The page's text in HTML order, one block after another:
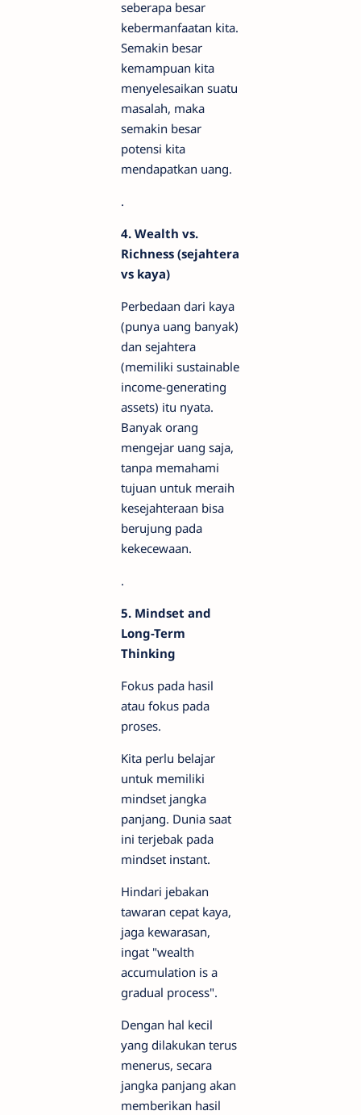
seberapa besar
kebermanfaatan kita.
Semakin besar
kemampuan kita
menyelesaikan suatu
masalah, maka
semakin besar
potensi kita
mendapatkan uang.
.
4. Wealth vs.
Richness (sejahtera
vs kaya)
Perbedaan dari kaya
(punya uang banyak)
dan sejahtera
(memiliki sustainable
income-generating
assets) itu nyata.
Banyak orang
mengejar uang saja,
tanpa memahami
tujuan untuk meraih
kesejahteraan bisa
berujung pada
kekecewaan.
.
5. Mindset and
Long-Term
Thinking
Fokus pada hasil
atau fokus pada
proses.
Kita perlu belajar
untuk memiliki
mindset jangka
panjang. Dunia saat
ini terjebak pada
mindset instant.
Hindari jebakan
tawaran cepat kaya,
jaga kewarasan,
ingat "wealth
accumulation is a
gradual process".
Dengan hal kecil
yang dilakukan terus
menerus, secara
jangka panjang akan
memberikan hasil